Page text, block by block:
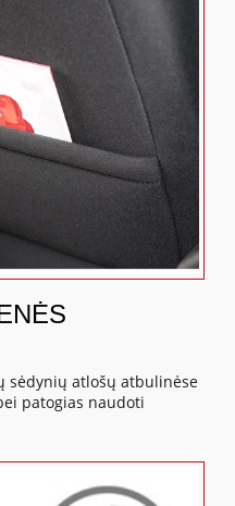
sėdynių atlošų atbulinėse
patogias naudoti